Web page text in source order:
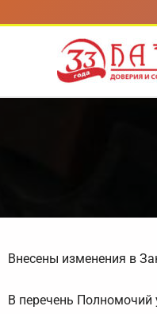
к
содержимому
Внесены изменения в
В перечень Полномочий